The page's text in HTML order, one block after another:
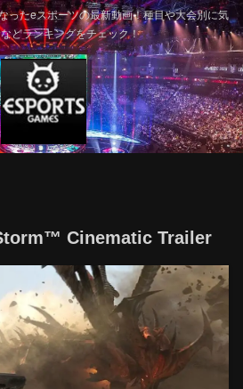
ったeスポーツの最新動画！種目や大会別に気
どランキングをチェック！
Cinematic Trailer